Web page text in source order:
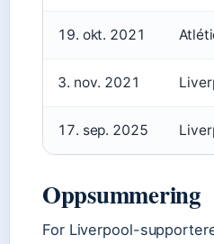
19. okt. 2021
3. nov. 2021
17. sep. 2025
Oppsummering
For Liverpool-